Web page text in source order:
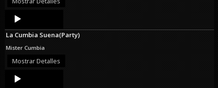
Audio
Player
La Cumbia Suena(Party)
Mister Cumbia
Mostrar Detalles
Audio
Player